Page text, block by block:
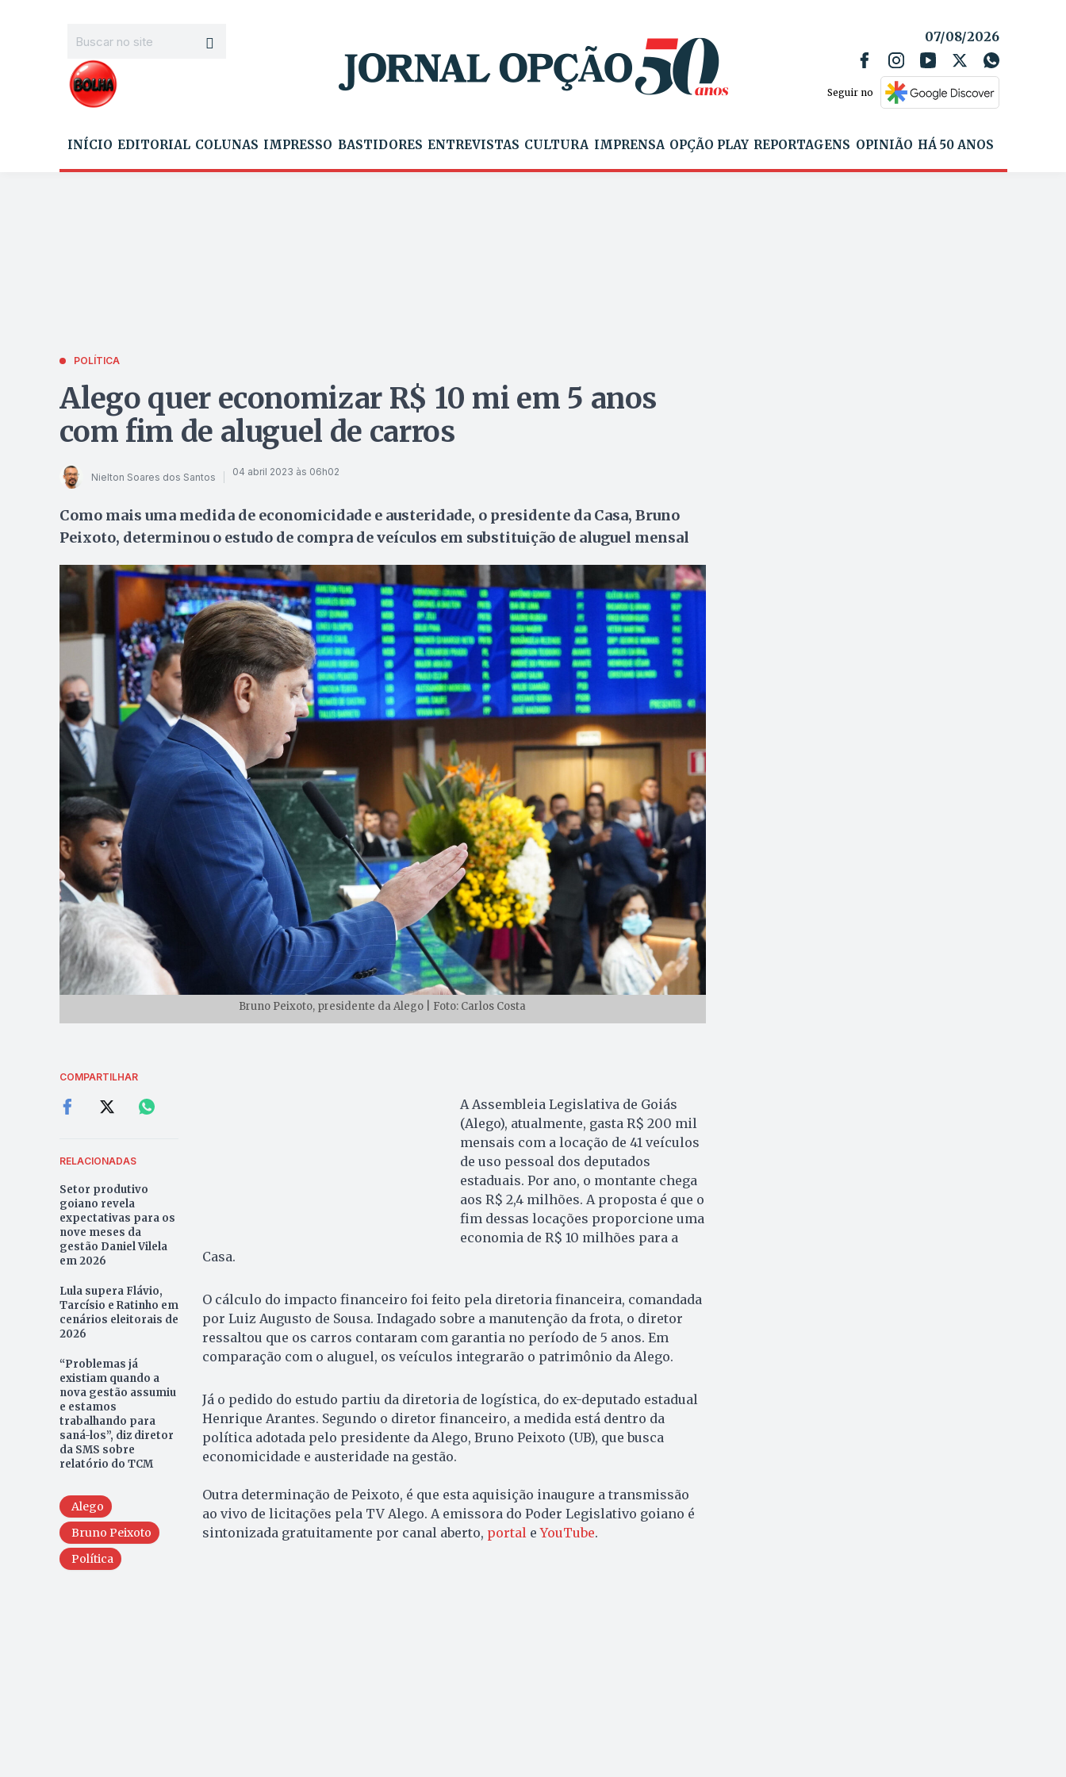
07/08/2026
Seguir no
INÍCIO EDITORIAL COLUNAS IMPRESSO BASTIDORES ENTREVISTAS CULTURA IMPRENSA OPÇÃO PLAY REPORTAGENS OPINIÃO HÁ 50 ANOS
POLÍTICA
Alego quer economizar R$ 10 mi em 5 anos
com fim de aluguel de carros
Nielton Soares dos Santos 04 abril 2023 às 06h02
Como mais uma medida de economicidade e austeridade, o presidente da Casa, Bruno
Peixoto, determinou o estudo de compra de veículos em substituição de aluguel mensal
Bruno Peixoto, presidente da Alego | Foto: Carlos Costa
COMPARTILHAR
RELACIONADAS
Setor produtivo
goiano revela
expectativas para os
nove meses da
gestão Daniel Vilela
em 2026
Lula supera Flávio,
Tarcísio e Ratinho em
cenários eleitorais de
2026
“Problemas já
existiam quando a
nova gestão assumiu
e estamos
trabalhando para
saná-los”, diz diretor
da SMS sobre
relatório do TCM
Alego
Bruno Peixoto
Política
A Assembleia Legislativa de Goiás
(Alego), atualmente, gasta R$ 200 mil
mensais com a locação de 41 veículos
de uso pessoal dos deputados
estaduais. Por ano, o montante chega
aos R$ 2,4 milhões. A proposta é que o
fim dessas locações proporcione uma
economia de R$ 10 milhões para a
Casa.
O cálculo do impacto financeiro foi feito pela diretoria financeira, comandada
por Luiz Augusto de Sousa. Indagado sobre a manutenção da frota, o diretor
ressaltou que os carros contaram com garantia no período de 5 anos. Em
comparação com o aluguel, os veículos integrarão o patrimônio da Alego.
Já o pedido do estudo partiu da diretoria de logística, do ex-deputado estadual
Henrique Arantes. Segundo o diretor financeiro, a medida está dentro da
política adotada pelo presidente da Alego, Bruno Peixoto (UB), que busca
economicidade e austeridade na gestão.
Outra determinação de Peixoto, é que esta aquisição inaugure a transmissão
ao vivo de licitações pela TV Alego. A emissora do Poder Legislativo goiano é
sintonizada gratuitamente por canal aberto, portaleYouTube.